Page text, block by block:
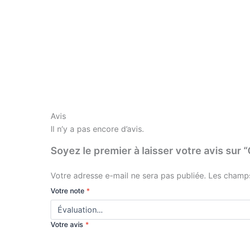
Avis
Il n’y a pas encore d’avis.
Soyez le premier à laisser votre avis sur
Votre adresse e-mail ne sera pas publiée. Les
Votre note *
Votre avis *